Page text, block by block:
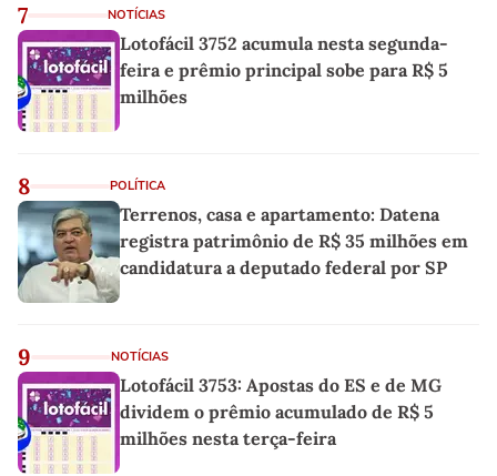
7 NOTÍCIAS
Lotofácil 3752 acumula nesta segunda-
feira e prêmio principal sobe para R$ 5
milhões
8 POLÍTICA
Terrenos, casa e apartamento: Datena
registra patrimônio de R$ 35 milhões em
candidatura a deputado federal por SP
9 NOTÍCIAS
Lotofácil 3753: Apostas do ES e de MG
dividem o prêmio acumulado de R$ 5
milhões nesta terça-feira